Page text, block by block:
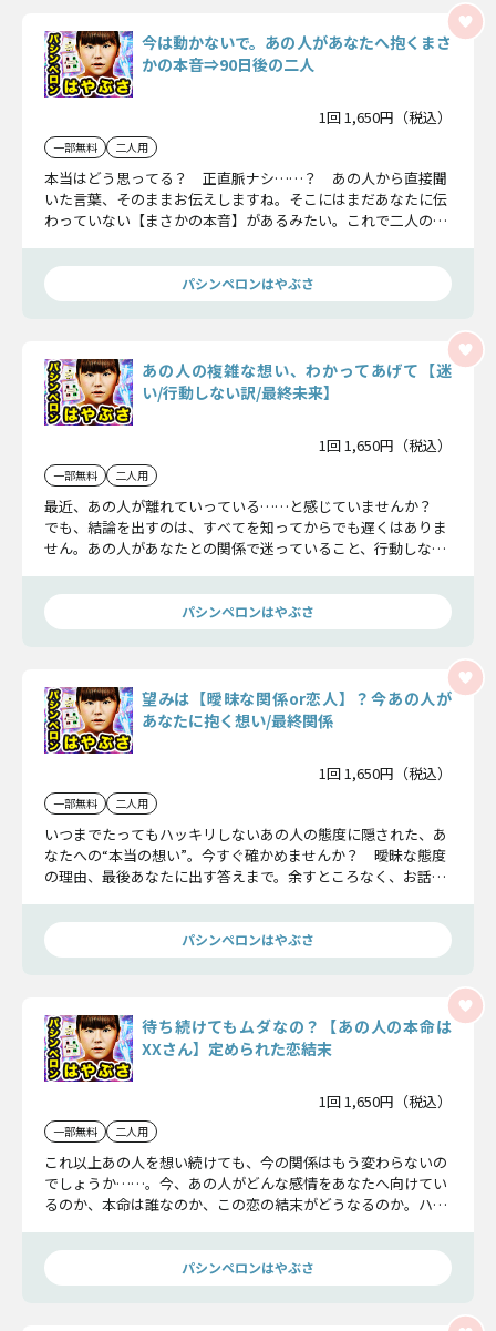
今は動かないで。あの人があなたへ抱くまさ
かの本音⇒90日後の二人
1回 1,650円（税込）
一部無料 二人用
本当はどう思ってる？ 正直脈ナシ……？ あの人から直接聞
いた言葉、そのままお伝えしますね。そこにはまだあなたに伝
わっていない【まさかの本音】があるみたい。これで二人の今
パシンペロンはやぶさ
あの人の複雑な想い、わかってあげて【迷
い/行動しない訳/最終未来】
1回 1,650円（税込）
一部無料 二人用
最近、あの人が離れていっている……と感じていませんか？
でも、結論を出すのは、すべてを知ってからでも遅くはありま
せん。あの人があなたとの関係で迷っていること、行動しない
しょう。
パシンペロンはやぶさ
望みは【曖昧な関係or恋人】？今あの人が
あなたに抱く想い/最終関係
1回 1,650円（税込）
一部無料 二人用
いつまでたってもハッキリしないあの人の態度に隠された、あ
なたへの“本当の想い”。今すぐ確かめませんか？ 曖昧な態度
の理由、最後あなたに出す答えまで。余すところなく、お話し
パシンペロンはやぶさ
待ち続けてもムダなの？【あの人の本命は
XXさん】定められた恋結末
1回 1,650円（税込）
一部無料 二人用
これ以上あの人を想い続けても、今の関係はもう変わらないの
でしょうか……。今、あの人がどんな感情をあなたへ向けてい
るのか、本命は誰なのか、この恋の結末がどうなるのか。ハッ
パシンペロンはやぶさ